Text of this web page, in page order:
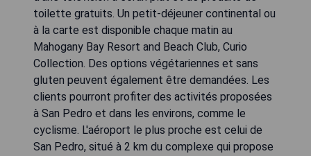
toilette gratuits. Un petit-déjeuner continental ou
à la carte est disponible chaque matin au
Mahogany Bay Resort and Beach Club, Curio
Collection. Des options végétariennes et sans
gluten peuvent également être demandées. Les
clients pourront profiter des activités proposées
à San Pedro et dans les environs, comme le
cyclisme. L'aéroport le plus proche est celui de
San Pedro, situé à 2 km du complexe qui propose